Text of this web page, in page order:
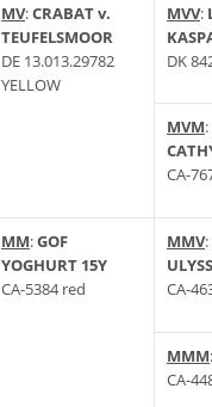
MV:CRABAT v.
TEUFELSMOOR
DE 13.013.29782
YELLOW
MVV:
DK
MVM:
CA-
MM:GOF
YOGHURT 15Y
CA-5384 red
MMV:
CA-
MMM
CA-